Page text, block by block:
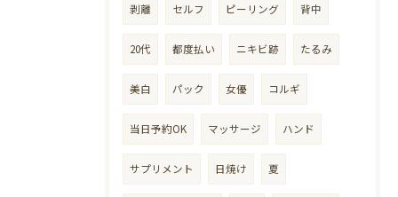
剥離 セルフ ピーリング 背中
20代 都度払い ニキビ跡 たるみ
美白 パック 女優 コルギ
当日予約OK マッサージ ハンド
サプリメント 日焼け 夏